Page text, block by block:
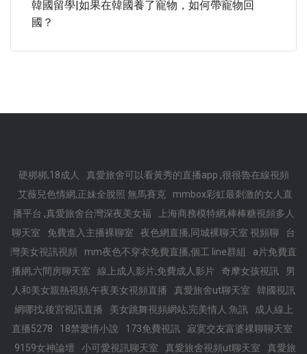
韓國留學|如果在韓國養了寵物，如何帶寵物回
國？
硬梆梆,18成人
真愛旅舍可以看黃秀的直播app ,很很魯在線視頻
艾薇兒色情網,正妹全脫照 無馬賽克
mmbox彩虹最刺激的女人直
播平台 ,真愛旅舍台灣深夜美女福
上海商務模特網,棒棒糖視頻多人
聊天室
免費進入主播裸聊室 夜色網直播,同城裸聊天室 視頻聊
台
灣美女視訊視頻
mm夜色不穿衣免費直播,個工 line群組
a片免費直
播網,六間房聊天室
線上成人影片,免費成人影片 奇摩女孩視訊
男
人和美女親熱視頻,午夜美女視頻直播
真愛旅舍ut聊天室
韓國視訊
網哪找,後宮視訊直播
美女跳舞視頻網站,完美情人 魚訊
成人線上
直播5278
18禁愛情小說 173免費視訊
寂寞交友富婆祼聊聊天室
9159女神論壇
小可愛視訊聊天室 真愛旅舍視頻ut聊天室
真愛旅